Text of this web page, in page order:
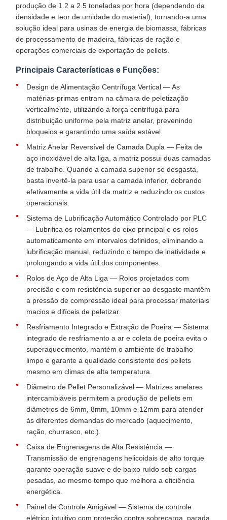
produção de 1.2 a 2.5 toneladas por hora (dependendo da
densidade e teor de umidade do material), tornando-a uma
solução ideal para usinas de energia de biomassa, fábricas
de processamento de madeira, fábricas de ração e
operações comerciais de exportação de pellets.
Principais Características e Funções:
Design de Alimentação Centrífuga Vertical — As
matérias-primas entram na câmara de peletização
verticalmente, utilizando a força centrífuga para
distribuição uniforme pela matriz anelar, prevenindo
bloqueios e garantindo uma saída estável.
Matriz Anelar Reversível de Camada Dupla — Feita de
aço inoxidável de alta liga, a matriz possui duas camadas
de trabalho. Quando a camada superior se desgasta,
basta invertê-la para usar a camada inferior, dobrando
efetivamente a vida útil da matriz e reduzindo os custos
operacionais.
Sistema de Lubrificação Automático Controlado por PLC
— Lubrifica os rolamentos do eixo principal e os rolos
automaticamente em intervalos definidos, eliminando a
lubrificação manual, reduzindo o tempo de inatividade e
prolongando a vida útil dos componentes.
Rolos de Aço de Alta Liga — Rolos projetados com
precisão e com resistência superior ao desgaste mantêm
a pressão de compressão ideal para processar materiais
macios e difíceis de peletizar.
Resfriamento Integrado e Extração de Poeira — Sistema
integrado de resfriamento a ar e coleta de poeira evita o
superaquecimento, mantém o ambiente de trabalho
limpo e garante a qualidade consistente dos pellets
mesmo em climas de alta temperatura.
Diâmetro de Pellet Personalizável — Matrizes anelares
intercambiáveis permitem a produção de pellets em
diâmetros de 6mm, 8mm, 10mm e 12mm para atender
às diferentes demandas do mercado (aquecimento,
ração, churrasco, etc.).
Caixa de Engrenagens de Alta Resistência —
Transmissão de engrenagens helicoidais de alto torque
garante operação suave e de baixo ruído sob cargas
pesadas, ao mesmo tempo que melhora a eficiência
energética.
Painel de Controle Amigável — Sistema de controle
elétrico intuitivo com proteção contra sobrecarga, parada